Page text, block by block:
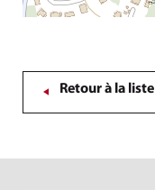
Retour à la liste